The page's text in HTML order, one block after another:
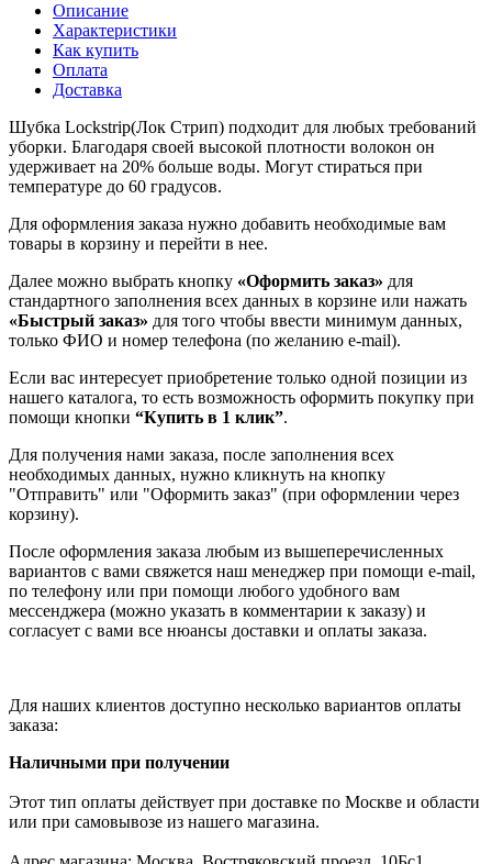
Описание
Характеристики
Как купить
Оплата
Доставка
Шубка Lockstrip(Лок Стрип) подходит для любых требований
уборки. Благодаря своей высокой плотности волокон он
удерживает на 20% больше воды. Могут стираться при
температуре до 60 градусов.
Для оформления заказа нужно добавить необходимые вам
товары в корзину и перейти в нее.
Далее можно выбрать кнопку «Оформить заказ» для
стандартного заполнения всех данных в корзине или нажать
«Быстрый заказ» для того чтобы ввести минимум данных,
только ФИО и номер телефона (по желанию e-mail).
Если вас интересует приобретение только одной позиции из
нашего каталога, то есть возможность оформить покупку при
помощи кнопки “Купить в 1 клик”.
Для получения нами заказа, после заполнения всех
необходимых данных, нужно кликнуть на кнопку
"Отправить" или "Оформить заказ" (при оформлении через
корзину).
После оформления заказа любым из вышеперечисленных
вариантов с вами свяжется наш менеджер при помощи e-mail,
по телефону или при помощи любого удобного вам
мессенджера (можно указать в комментарии к заказу) и
согласует с вами все нюансы доставки и оплаты заказа.
Для наших клиентов доступно несколько вариантов оплаты
заказа:
Наличными при получении
Этот тип оплаты действует при доставке по Москве и области
или при самовывозе из нашего магазина.